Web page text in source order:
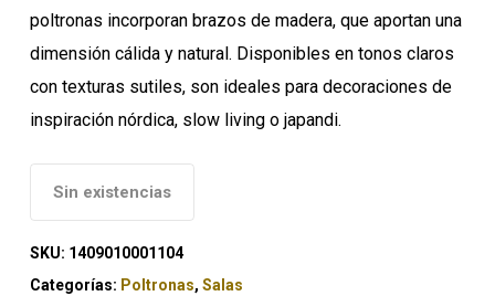
poltronas incorporan brazos de madera, que aportan una
dimensión cálida y natural. Disponibles en tonos claros
con texturas sutiles, son ideales para decoraciones de
inspiración nórdica, slow living o japandi.
Sin existencias
SKU: 1409010001104
Categorías: Poltronas, Salas